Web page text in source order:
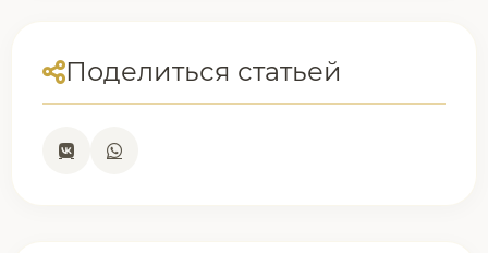
Поделиться статьей